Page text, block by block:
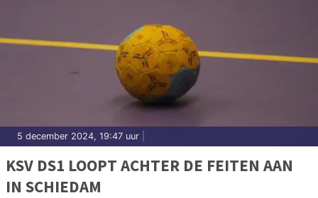
5 december 2024, 19:47 uur
KSV DS1 LOOPT ACHTER DE FEITEN AAN
IN SCHIEDAM